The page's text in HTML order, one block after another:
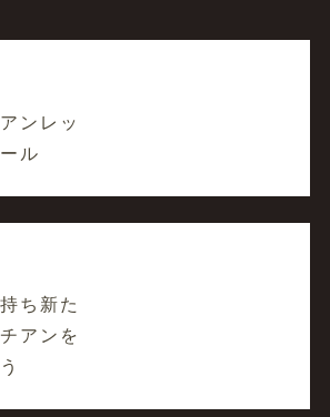
ンレッ
ル
ち新た
アンを